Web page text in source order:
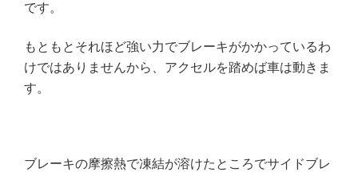
です。
もともとそれほど強い力でブレーキがかかっているわ
けではありませんから、アクセルを踏めば車は動きま
す。
ブレーキの摩擦熱で凍結が溶けたところでサイドブレ